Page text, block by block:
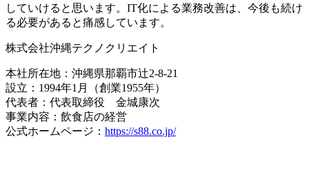
していけると思います。IT化による業務改善は、今後も続け
る必要があると痛感しています。
株式会社沖縄テクノクリエイト
本社所在地：沖縄県那覇市辻2-8-21
設立：1994年1月（創業1955年）
代表者：代表取締役 金城康次
事業内容：飲食店の経営
公式ホームページ： https://s88.co.jp/